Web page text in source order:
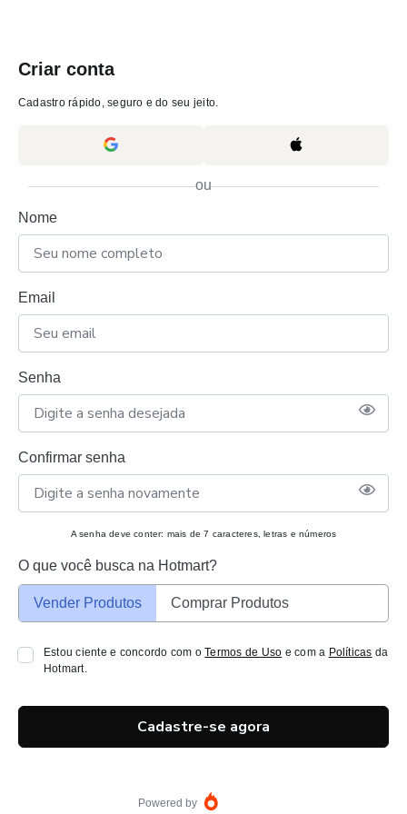
Criar conta
Cadastro rápido, seguro e do seu jeito.
ou
Nome
Email
Senha
Confirmar senha
A senha deve conter: mais de 7 caracteres, letras e números
O que você busca na Hotmart?
Vender Produtos Comprar Produtos
Estou ciente e concordo com oTermos de Uso e com a Políticas da
Hotmart.
Cadastre-se agora
Powered by